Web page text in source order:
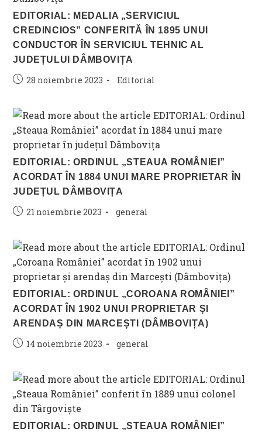
EDITORIAL: MEDALIA „SERVICIUL
CREDINCIOS” CONFERITĂ ÎN 1895 UNUI
CONDUCTOR ÎN SERVICIUL TEHNIC AL
JUDEȚULUI DÂMBOVIȚA
Post28 noiembrie 2023
Post
Editorial
EDITORIAL: ORDINUL „STEAUA ROMÂNIEI”
ACORDAT ÎN 1884 UNUI MARE PROPRIETAR ÎN
JUDEȚUL DÂMBOVIȚA
Post21 noiembrie 2023
Post
general
EDITORIAL: ORDINUL „COROANA ROMÂNIEI”
ACORDAT ÎN 1902 UNUI PROPRIETAR ȘI
ARENDAȘ DIN MARCEȘTI (DÂMBOVIȚA)
Post14 noiembrie 2023
Post
general
EDITORIAL: ORDINUL „STEAUA ROMÂNIEI”